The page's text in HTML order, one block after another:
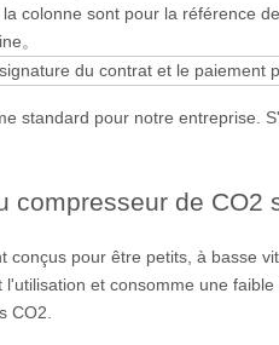
colonne sont pour la référence
。
du contrat et le paiement
standard pour notre entreprise.
compresseur de CO2
conçus pour être petits, à basse
et consomme une
CO2.